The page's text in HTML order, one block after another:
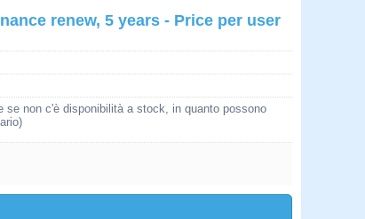
renew, 5 years - Price per user
se non c'è disponibilità a stock, in quanto possono